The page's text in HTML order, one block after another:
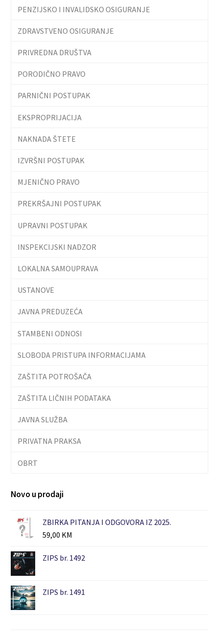
PENZIJSKO I INVALIDSKO OSIGURANJE
ZDRAVSTVENO OSIGURANJE
PRIVREDNA DRUŠTVA
PORODIČNO PRAVO
PARNIČNI POSTUPAK
EKSPROPRIJACIJA
NAKNADA ŠTETE
IZVRŠNI POSTUPAK
MJENIČNO PRAVO
PREKRŠAJNI POSTUPAK
UPRAVNI POSTUPAK
INSPEKCIJSKI NADZOR
LOKALNA SAMOUPRAVA
USTANOVE
JAVNA PREDUZEĆA
STAMBENI ODNOSI
SLOBODA PRISTUPA INFORMACIJAMA
ZAŠTITA POTROŠAČA
ZAŠTITA LIČNIH PODATAKA
JAVNA SLUŽBA
PRIVATNA PRAKSA
OBRT
Novo u prodaji
ZBIRKA PITANJA I ODGOVORA IZ 2025.
59,00 KM
ZIPS br. 1492
ZIPS br. 1491